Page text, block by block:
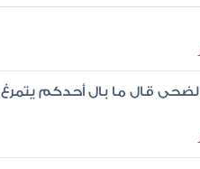
قال ما بال أحدكم يتمرغ